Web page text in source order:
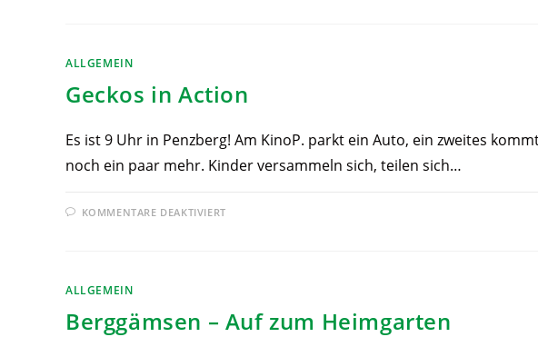
ALLGEMEIN
Geckos in Action
Es ist 9 Uhr in Penzberg! Am KinoP. parkt ein Auto, ein zweites
noch ein paar mehr. Kinder versammeln sich, teilen sich…
KOMMENTARE DEAKTIVIERT
ALLGEMEIN
Berggämsen – Auf zum Heimgarten